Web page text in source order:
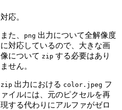
対応。
また、 png 出力について全解像度
に対応しているので、大きな画
像について zip する必要はあり
ません。
zip 出力における color.jpeg フ
ァイルには、元のピクセルを再
現する代わりにアルファがゼロ